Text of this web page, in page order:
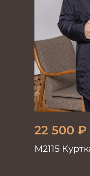
22 500 ₽
М2115